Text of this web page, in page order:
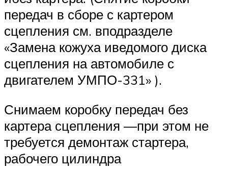
передач в сборе с картером
сцепления см. вподразделе
«Замена кожуха иведомого диска
сцепления на автомобиле с
двигателем УМПО-331» ).
Снимаем коробку передач без
картера сцепления —при этом не
требуется демонтаж стартера,
рабочего цилиндра